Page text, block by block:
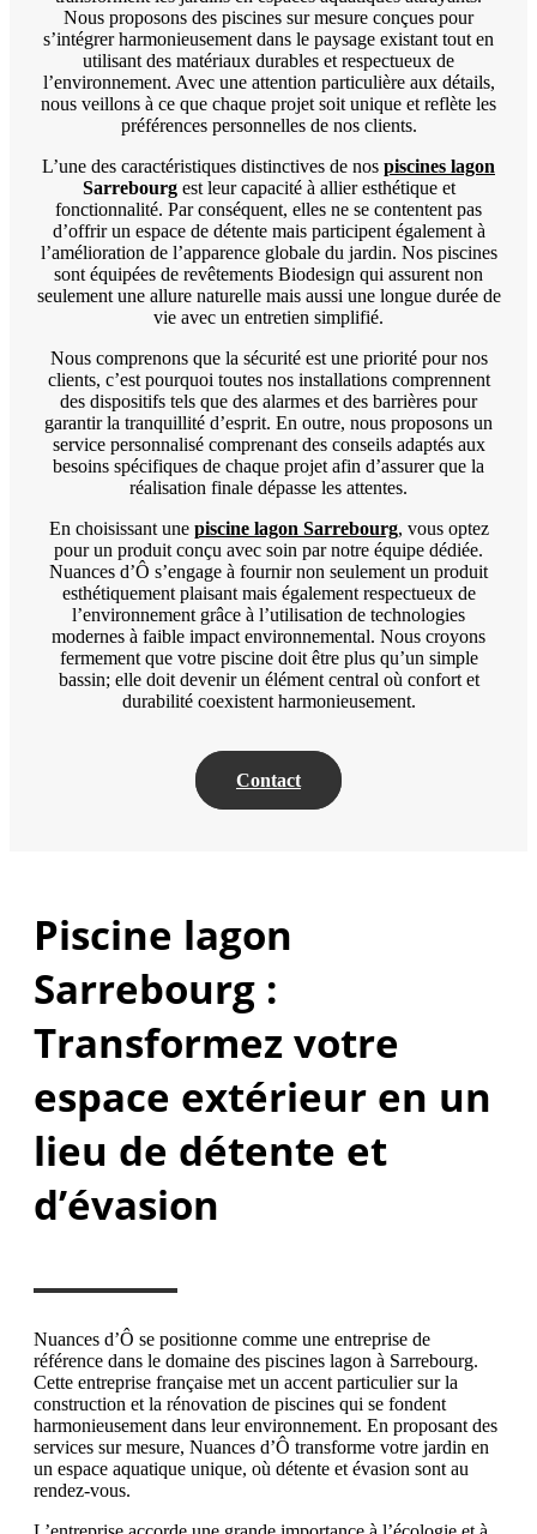
Nous proposons des piscines sur mesure conçues pour
s’intégrer harmonieusement dans le paysage existant tout en
utilisant des matériaux durables et respectueux de
l’environnement. Avec une attention particulière aux détails,
nous veillons à ce que chaque projet soit unique et reflète les
préférences personnelles de nos clients.
L’une des caractéristiques distinctives de nos piscines lagon
Sarrebourgest leur capacité à allier esthétique et
fonctionnalité. Par conséquent, elles ne se contentent pas
d’offrir un espace de détente mais participent également à
l’amélioration de l’apparence globale du jardin. Nos piscines
sont équipées de revêtements Biodesign qui assurent non
seulement une allure naturelle mais aussi une longue durée de
vie avec un entretien simplifié.
Nous comprenons que la sécurité est une priorité pour nos
clients, c’est pourquoi toutes nos installations comprennent
des dispositifs tels que des alarmes et des barrières pour
garantir la tranquillité d’esprit. En outre, nous proposons un
service personnalisé comprenant des conseils adaptés aux
besoins spécifiques de chaque projet afin d’assurer que la
réalisation finale dépasse les attentes.
En choisissant une piscine lagon Sarrebourg, vous optez
pour un produit conçu avec soin par notre équipe dédiée.
Nuances d’Ô s’engage à fournir non seulement un produit
esthétiquement plaisant mais également respectueux de
l’environnement grâce à l’utilisation de technologies
modernes à faible impact environnemental. Nous croyons
fermement que votre piscine doit être plus qu’un simple
bassin; elle doit devenir un élément central où confort et
durabilité coexistent harmonieusement.
Contact
Piscine lagon
Sarrebourg :
Transformez votre
espace extérieur en un
lieu de détente et
d’évasion
Nuances d’Ô se positionne comme une entreprise de
référence dans le domaine des piscines lagon à Sarrebourg.
Cette entreprise française met un accent particulier sur la
construction et la rénovation de piscines qui se fondent
harmonieusement dans leur environnement. En proposant des
services sur mesure, Nuances d’Ô transforme votre jardin en
un espace aquatique unique, où détente et évasion sont au
rendez-vous.